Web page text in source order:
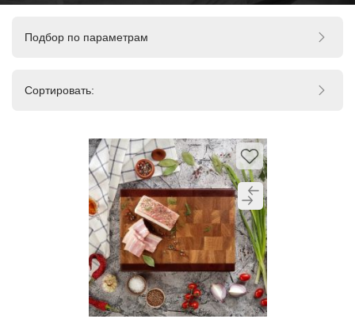
Подбор по параметрам
Сортировать: